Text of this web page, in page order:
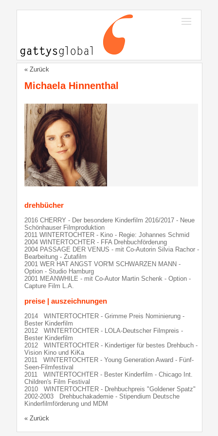
« Zurück
Michaela Hinnenthal
drehbücher
2016 CHERRY - Der besondere Kinderfilm 2016/2017 - Neue
Schönhauser Filmproduktion
2011 WINTERTOCHTER - Kino - Regie: Johannes Schmid
2004 WINTERTOCHTER - FFA Drehbuchförderung
2004 PASSAGE DER VENUS - mit Co-Autorin Silvia Rachor -
Bearbeitung - Zutafilm
2001 WER HAT ANGST VOR'M SCHWARZEN MANN -
Option - Studio Hamburg
2001 MEANWHILE - mit Co-Autor Martin Schenk - Option -
Capture Film L.A.
preise | auszeichnungen
2014 WINTERTOCHTER - Grimme Preis Nominierung -
Bester Kinderfilm
2012 WINTERTOCHTER - LOLA-Deutscher Filmpreis -
Bester Kinderfilm
2012 WINTERTOCHTER - Kindertiger für bestes Drehbuch -
Vision Kino und KiKa
2011 WINTERTOCHTER - Young Generation Award - Fünf-
Seen-Filmfestival
2011 WINTERTOCHTER - Bester Kinderfilm - Chicago Int.
Children's Film Festival
2010 WINTERTOCHTER - Drehbuchpreis "Goldener Spatz"
2002-2003 Drehbuchakademie - Stipendium Deutsche
Kinderfilmförderung und MDM
« Zurück